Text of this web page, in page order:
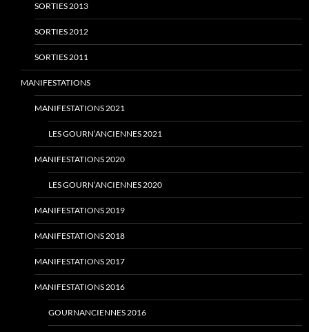
SORTIES 2013
SORTIES 2012
SORTIES 2011
MANIFESTATIONS
MANIFESTATIONS 2021
LES GOURN’ANCIENNES 2021
MANIFESTATIONS 2020
LES GOURN’ANCIENNES 2020
MANIFESTATIONS 2019
MANIFESTATIONS 2018
MANIFESTATIONS 2017
MANIFESTATIONS 2016
GOURNANCIENNES 2016